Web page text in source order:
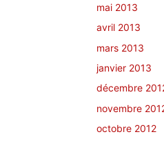
mai 2013
avril 2013
mars 2013
janvier 2013
décembre
novembre
octobre 2012